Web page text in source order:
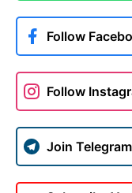
Follow
Follow
Join